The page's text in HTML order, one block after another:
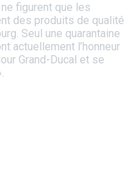
figurent que les
des produits de qualité
Seul une quarantaine
actuellement l’honneur
Grand-Ducal et se